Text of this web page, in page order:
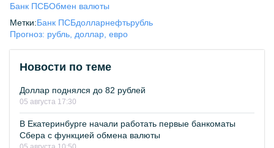
Банк ПСБОбмен валюты
Метки:Банк ПСБдолларнефтьрубль
Прогноз: рубль, доллар, евро
Новости по теме
Доллар поднялся до 82 рублей
05 августа 17:30
В Екатеринбурге начали работать первые банкоматы
Сбера с функцией обмена валюты